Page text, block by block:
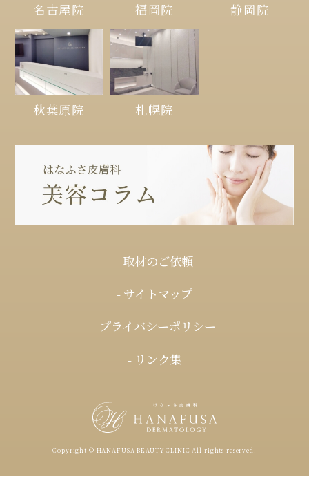
名古屋院 福岡院 静岡院
秋葉原院 札幌院
- 取材のご依頼
- サイトマップ
- プライバシーポリシー
- リンク集
Copyright © HANAFUSA BEAUTY CLINIC All rights reserved.